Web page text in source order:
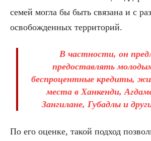
семей могла бы быть связана и с
освобожденных территорий.
В частности, он
предоставлять
беспроцентные кредиты,
места в Ханкенди,
Зангилане, Губадлы и
По его оценке, такой подход